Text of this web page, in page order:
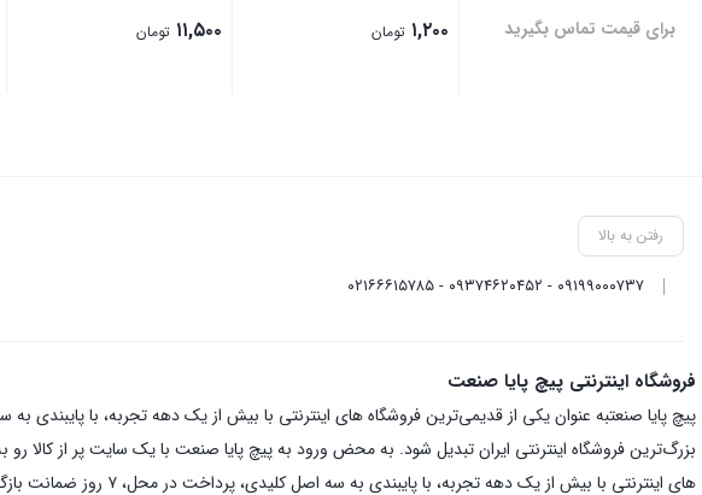
برای قیمت تماس بگیرید ۱,۲۰۰ تومان ۱۱,۵۰۰ تومان
رفتن به بالا
۰۹۱۹۹۰۰۰۷۳۷ - ۰۹۳۷۴۶۲۰۴۵۲ - ۰۲۱۶۶۶۱۵۷۸۵
فروشگاه اینترنتی پیچ پایا صنعت
بزرگ‌ترین فروشگاه اینترنتی ایران تبدیل شود. به محض ورود به پیچ پایا صنعت با یک سایت پر از کالا
های اینترنتی با بیش